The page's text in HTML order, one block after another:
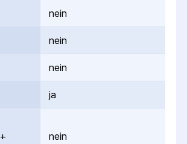
nein
nein
nein
ja
nein